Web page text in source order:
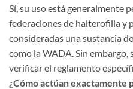
Sí, su uso está generalmente
federaciones de halterofilia y
consideradas una sustancia
como la WADA. Sin embargo,
verificar el reglamento
¿Cómo actúan exactamente